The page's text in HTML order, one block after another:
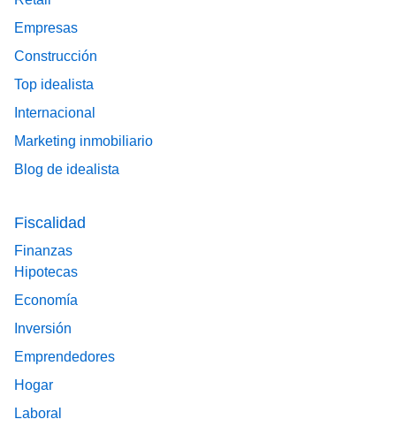
Empresas
Construcción
Top idealista
Internacional
Marketing inmobiliario
Blog de idealista
Fiscalidad
Finanzas
Hipotecas
Economía
Inversión
Emprendedores
Hogar
Laboral